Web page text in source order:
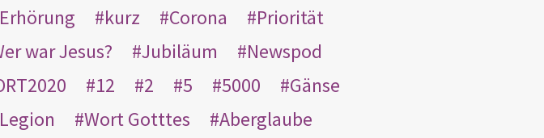
Erhörung kurz Corona
Priorität
war Jesus? Jubiläum
Newspod
12 2 5 5000
Gänse
Legion Wort Gotttes
Aberglaube